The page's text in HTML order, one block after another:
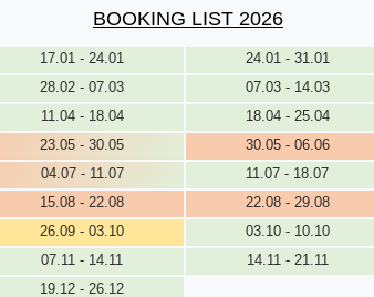
BOOKING LIST 2026
17.01 - 24.01 24.01 - 31.01
28.02 - 07.03 07.03 - 14.03
11.04 - 18.04 18.04 - 25.04
23.05 - 30.05 30.05 - 06.06
04.07 - 11.07 11.07 - 18.07
15.08 - 22.08 22.08 - 29.08
26.09 - 03.10 03.10 - 10.10
07.11 - 14.11 14.11 - 21.11
19.12 - 26.12